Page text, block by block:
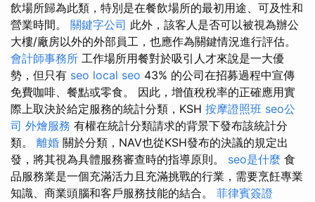
飲場所歸為此類，特別是在餐飲場所的最初用途、可及性和
營業時間。 關鍵字公司 此外，該客人是否可以被視為辦公
大樓/廠房以外的外部員工，也應作為關鍵情況進行評估。
會計師事務所 工作場所用餐對於吸引人才來說是一大優
勢，但只有 seo local seo 43% 的公司在招募過程中宣傳
免費咖啡、餐點或零食。 因此，增值稅稅率的正確應用實
際上取決於給定服務的統計分類，KSH 按摩證照班 seo公
司 外燴服務 有權在統計分類請求的背景下發布該統計分
類。 離婚 關於分類，NAV也從KSH發布的決議的規定出
發，將其視為具體服務審查時的指導原則。 seo是什麼 食
品服務業是一個充滿活力且充滿挑戰的行業，需要烹飪專業
知識、商業頭腦和客戶服務技能的結合。 菲律賓簽證